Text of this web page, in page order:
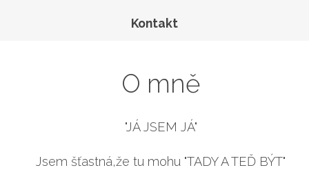
Kontakt
O mně
"JÁ JSEM JÁ"
Jsem šťastná,že tu mohu "TADY A TEĎ BÝT"